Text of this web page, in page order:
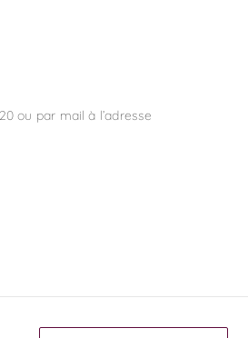
ou par mail à l’adresse